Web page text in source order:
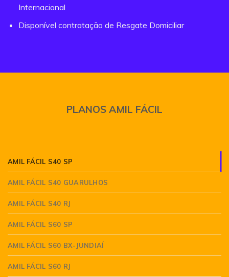
Internacional
Disponível contratação de Resgate Domiciliar
PLANOS AMIL FÁCIL
AMIL FÁCIL S40 SP
AMIL FÁCIL S40 GUARULHOS
AMIL FÁCIL S40 RJ
AMIL FÁCIL S60 SP
AMIL FÁCIL S60 BX-JUNDIAÍ
AMIL FÁCIL S60 RJ